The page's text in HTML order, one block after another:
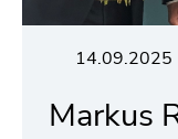
14.09.2025
Markus